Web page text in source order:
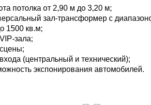
потолка от 2,90 м до 3,20 м;
зал-трансформер с
1500 кв.м;
зала;
(центральный и технический);
экспонирования автомобилей.